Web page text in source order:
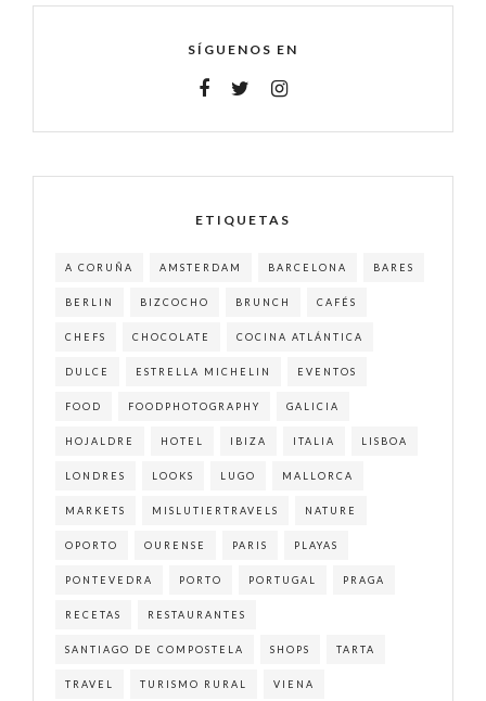
SÍGUENOS EN
ETIQUETAS
A CORUÑA AMSTERDAM BARCELONA BARES
BERLIN BIZCOCHO BRUNCH CAFÉS
CHEFS CHOCOLATE COCINA ATLÁNTICA
DULCE ESTRELLA MICHELIN EVENTOS
FOOD FOODPHOTOGRAPHY GALICIA
HOJALDRE HOTEL IBIZA ITALIA LISBOA
LONDRES LOOKS LUGO MALLORCA
MARKETS MISLUTIERTRAVELS NATURE
OPORTO OURENSE PARIS PLAYAS
PONTEVEDRA PORTO PORTUGAL PRAGA
RECETAS RESTAURANTES
SANTIAGO DE COMPOSTELA SHOPS TARTA
TRAVEL TURISMO RURAL VIENA